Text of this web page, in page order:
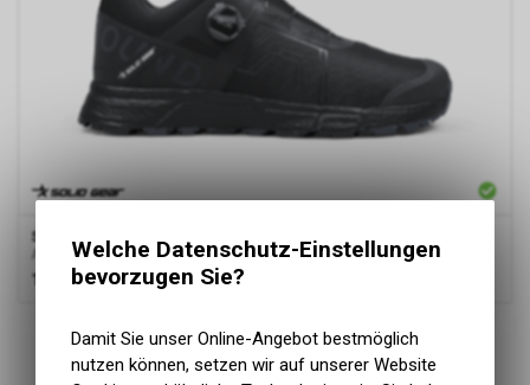
Solid Gear
Arbeitsschuhe, Rutschhemmend
169.00 CHF
Welche Datenschutz-Einstellungen
bevorzugen Sie?
Damit Sie unser Online-Angebot bestmöglich
nutzen können, setzen wir auf unserer Website